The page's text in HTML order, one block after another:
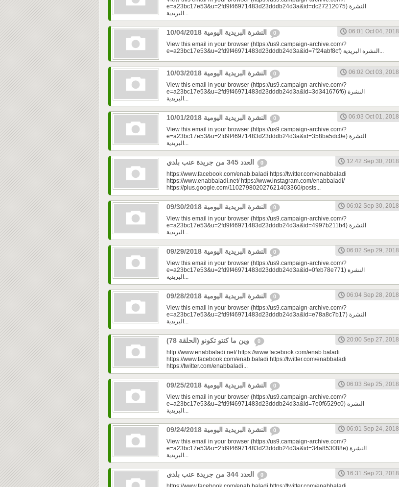
e=a23bc17e53&u=2fd9f46971483d23dddb24d3a&id=dc27212075) النشرة
البريدية...
0
06:01 Oct 04, 2018
View this email in your browser (https://us9.campaign-archive.com/?
e=a23bc17e53&u=2fd9f46971483d23dddb24d3a&id=7f24abf8cf) النشرة البريدية...
0
06:02 Oct 03, 2018
View this email in your browser (https://us9.campaign-archive.com/?
e=a23bc17e53&u=2fd9f46971483d23dddb24d3a&id=3d341676f6) النشرة
البريدية...
0
06:03 Oct 01, 2018
View this email in your browser (https://us9.campaign-archive.com/?
e=a23bc17e53&u=2fd9f46971483d23dddb24d3a&id=358ba5dc0e) النشرة
البريدية...
0
12:42 Sep 30, 2018
https://www.facebook.com/enab.baladi https://twitter.com/enabbaladi
https://www.enabbaladi.net/ https://www.instagram.com/enabbaladi/
https://plus.google.com/110279802027621403360/posts...
0
06:02 Sep 30, 2018
View this email in your browser (https://us9.campaign-archive.com/?
e=a23bc17e53&u=2fd9f46971483d23dddb24d3a&id=4997b211b4) النشرة
البريدية...
0
06:02 Sep 29, 2018
View this email in your browser (https://us9.campaign-archive.com/?
e=a23bc17e53&u=2fd9f46971483d23dddb24d3a&id=0feb78e771) النشرة
البريدية...
0
06:04 Sep 28, 2018
View this email in your browser (https://us9.campaign-archive.com/?
e=a23bc17e53&u=2fd9f46971483d23dddb24d3a&id=e78a8c7b17) النشرة
البريدية...
0
20:00 Sep 27, 2018
http://www.enabbaladi.net/ https://www.facebook.com/enab.baladi
https://www.facebook.com/enab.baladi https://twitter.com/enabbaladi
https://twitter.com/enabbaladi...
0
06:03 Sep 25, 2018
View this email in your browser (https://us9.campaign-archive.com/?
e=a23bc17e53&u=2fd9f46971483d23dddb24d3a&id=7e0f6529c0) النشرة
البريدية...
0
06:01 Sep 24, 2018
View this email in your browser (https://us9.campaign-archive.com/?
e=a23bc17e53&u=2fd9f46971483d23dddb24d3a&id=34a853088e) النشرة
البريدية...
0
16:31 Sep 23, 2018